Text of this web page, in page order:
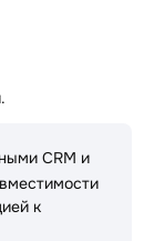
CRM и
к